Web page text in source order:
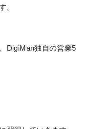
。
DigiMan独自の営業5